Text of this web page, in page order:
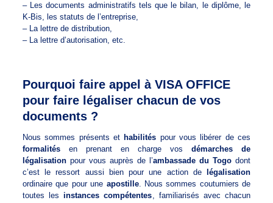
– Les documents administratifs tels que le bilan, le diplôme, le
K-Bis, les statuts de l’entreprise,
– La lettre de distribution,
– La lettre d’autorisation, etc.
Pourquoi faire appel à VISA OFFICE
pour faire légaliser chacun de vos
documents ?
Nous sommes présents et habilités pour vous libérer de ces
formalitésen prenant en charge vosdémarches de
légalisationpour vous auprès de l’ambassade du Togo dont
c’est le ressort aussi bien pour une action de
légalisation
ordinaire que pour une apostille. Nous sommes coutumiers de
toutes lesinstances compétentes, familiarisés avec chacun